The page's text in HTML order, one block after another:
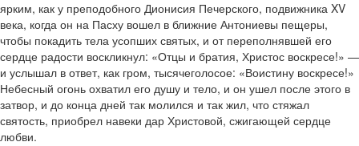
ярким, как у преподобного Дионисия Печерского, подвижника XV
века, когда он на Пасху вошел в ближние Антониевы пещеры,
чтобы покадить тела усопших святых, и от переполнявшей его
сердце радости воскликнул: «Отцы и братия, Христос воскресе!» —
и услышал в ответ, как гром, тысячеголосое: «Воистину воскресе!»
Небесный огонь охватил его душу и тело, и он ушел после этого в
затвор, и до конца дней так молился и так жил, что стяжал
святость, приобрел навеки дар Христовой, сжигающей сердце
любви.